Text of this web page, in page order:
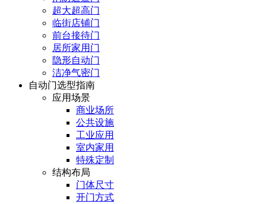
超大超高门
临街店铺门
前台接待门
居所家用门
隐形自动门
洁净气密门
自动门选型指南
应用场景
商业场所
公共设施
工业应用
室内家用
特殊定制
结构布局
门体尺寸
开门方式